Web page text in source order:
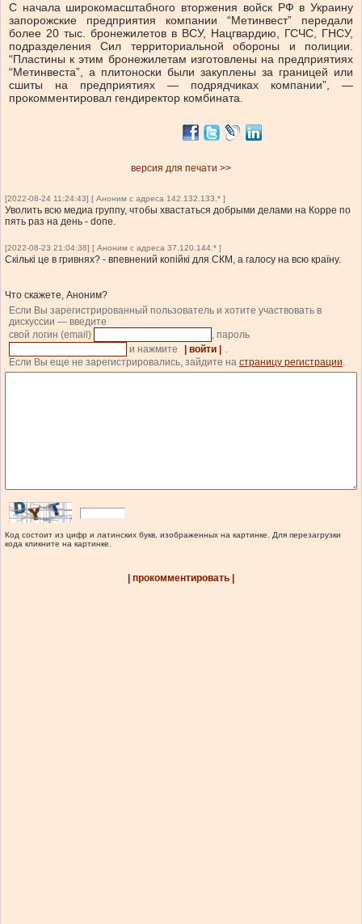
С начала широкомасштабного вторжения войск РФ в Украину
запорожские предприятия компании “Метинвест” передали
более 20 тыс. бронежилетов в ВСУ, Нацгвардию, ГСЧС, ГНСУ,
подразделения Сил территориальной обороны и полиции.
“Пластины к этим бронежилетам изготовлены на предприятиях
“Метинвеста”, а плитоноски были закуплены за границей или
сшиты на предприятиях — подрядчиках компании”, —
прокомментировал гендиректор комбината.
версия для печати >>
[2022-08-24 11:24:43] [ Аноним с адреса 142.132.133.* ]
Уволить всю медиа группу, чтобы хвастаться добрыми делами на Корре по
пять раз на день - done.
[2022-08-23 21:04:38] [ Аноним с адреса 37.120.144.* ]
Скількі це в гривнях? - впевнений копійкі для СКМ, а галосу на всю країну.
Что скажете, Аноним?
Если Вы зарегистрированный пользователь и хотите участвовать в
дискуссии — введите
свой логин (email)
, пароль
и нажмите
| войти |
.
Если Вы еще не зарегистрировались, зайдите на страницу регистрации.
Код состоит из цифр и латинских букв, изображенных на картинке. Для перезагрузки
кода кликните на картинке.
| прокомментировать |